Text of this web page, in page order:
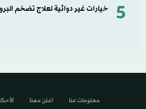
5 خيارات غير دوائية لعلاج تضخم
معلومات عنا اعلن معنا